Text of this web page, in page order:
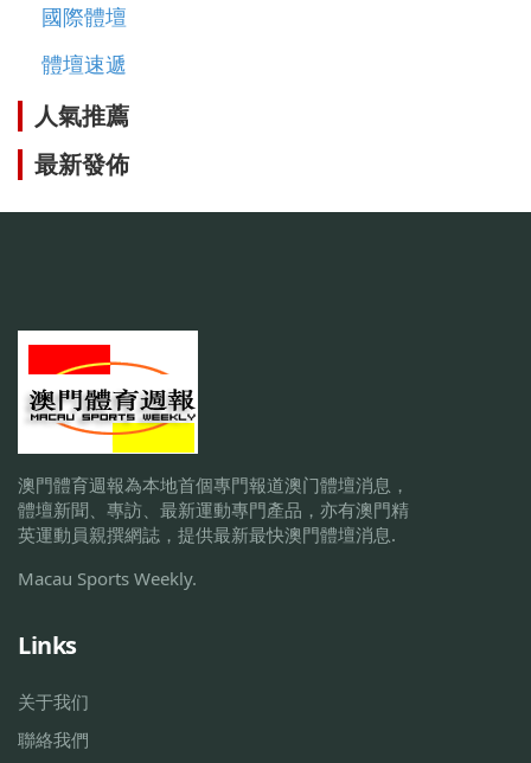
國際體壇
體壇速遞
人氣推薦
最新發佈
澳門體育週報為本地首個專門報道澳门體壇消息，
體壇新聞、專訪、最新運動專門產品，亦有澳門精
英運動員親撰網誌，提供最新最快澳門體壇消息.
Macau Sports Weekly.
Links
关于我们
聯絡我們